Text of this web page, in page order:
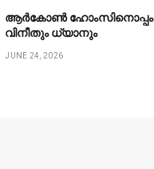
ആർകോൺ ഹോംസിനൊപ്പം
വിനീതും ധ്യാനും
JUNE 24, 2026